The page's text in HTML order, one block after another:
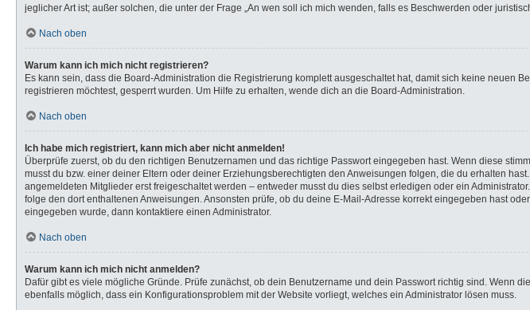
jeglicher Art ist; außer solchen, die unter der Frage „An wen soll ich mich wenden, falls es Beschwerden oder
Nach oben
Warum kann ich mich nicht registrieren?
Es kann sein, dass die Board-Administration die Registrierung komplett ausgeschaltet hat, damit sich keine neuen
registrieren möchtest, gesperrt wurden. Um Hilfe zu erhalten, wende dich an die Board-Administration.
Nach oben
Ich habe mich registriert, kann mich aber nicht anmelden!
Überprüfe zuerst, ob du den richtigen Benutzernamen und das richtige Passwort eingegeben hast. Wenn diese
musst du bzw. einer deiner Eltern oder deiner Erziehungsberechtigten den Anweisungen folgen, die du erhalten
angemeldeten Mitglieder erst freigeschaltet werden – entweder musst du dies selbst erledigen oder ein
folge den dort enthaltenen Anweisungen. Ansonsten prüfe, ob du deine E-Mail-Adresse korrekt eingegeben hast
eingegeben wurde, dann kontaktiere einen Administrator.
Nach oben
Warum kann ich mich nicht anmelden?
Dafür gibt es viele mögliche Gründe. Prüfe zunächst, ob dein Benutzername und dein Passwort richtig sind. Wenn
ebenfalls möglich, dass ein Konfigurationsproblem mit der Website vorliegt, welches ein Administrator lösen muss.